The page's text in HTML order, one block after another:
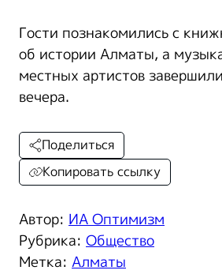
Гости познакомились с
об истории Алматы, а
местных артистов
вечера.
Автор: ИА Оптимизм
Рубрика: Общество
Метка: Алматы
Поделиться
Копировать ссылку